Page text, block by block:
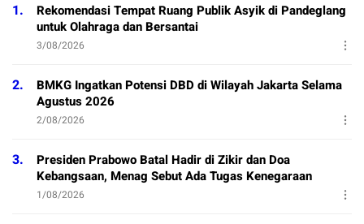
1.
Rekomendasi Tempat Ruang Publik Asyik di Pandeglang
untuk Olahraga dan Bersantai
3/08/2026
2.
BMKG Ingatkan Potensi DBD di Wilayah Jakarta Selama
Agustus 2026
2/08/2026
3.
Presiden Prabowo Batal Hadir di Zikir dan Doa
Kebangsaan, Menag Sebut Ada Tugas Kenegaraan
1/08/2026